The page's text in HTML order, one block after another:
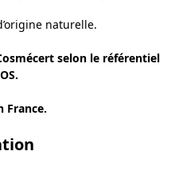
naturelle.
selon le référentiel
France.